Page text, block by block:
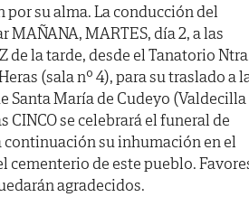
por su alma. La conducción del
MAÑANA, MARTES, día 2, a las
de la tarde, desde el Tanatorio
(sala nº 4), para su traslado a
Santa María de Cudeyo (Valdecilla
CINCO se celebrará el funeral de
continuación su inhumación en el
cementerio de este pueblo.
agradecidos.